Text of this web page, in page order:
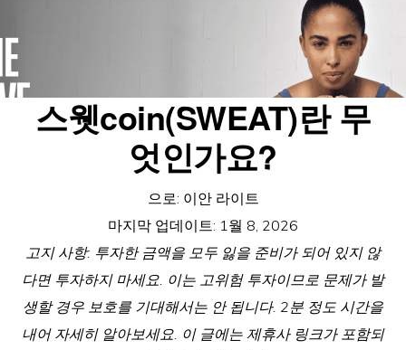
뛰
기
스웻coin(SWEAT)란 무
엇인가요?
으로: 이안 라이트
마지막 업데이트: 1월 8, 2026
고지 사항: 투자한 금액을 모두 잃을 준비가 되어 있지 않
다면 투자하지 마세요. 이는 고위험 투자이므로 문제가 발
생할 경우 보호를 기대해서는 안 됩니다. 2분 정도 시간을
내어 자세히 알아보세요. 이 글에는 제휴사 링크가 포함되